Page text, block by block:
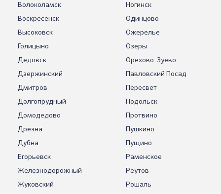
Волоколамск
Воскресенск
Высоковск
Голицыно
Дедовск
Дзержинский
Дмитров
Долгопрудный
Домодедово
Дрезна
Дубна
Егорьевск
Железнодорожный
Жуковский
Ногинск
Одинцово
Ожерелье
Озеры
Орехово-Зуево
Павловский Посад
Пересвет
Подольск
Протвино
Пушкино
Пущино
Раменское
Реутов
Рошаль